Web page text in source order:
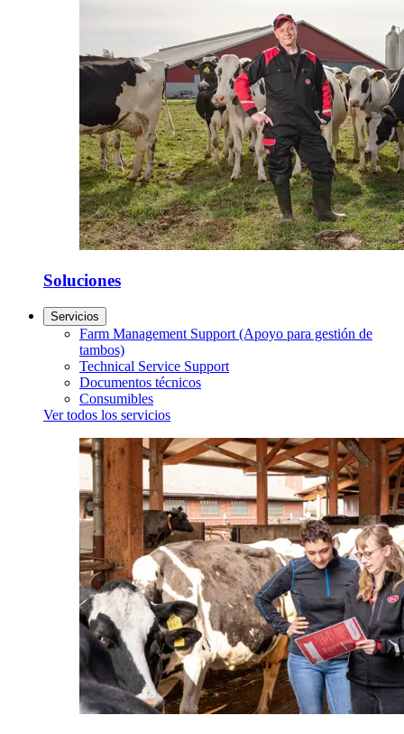
Soluciones
Servicios
Farm Management Support (Apoyo para gestión de
tambos)
Technical Service Support
Documentos técnicos
Consumibles
Ver todos los servicios